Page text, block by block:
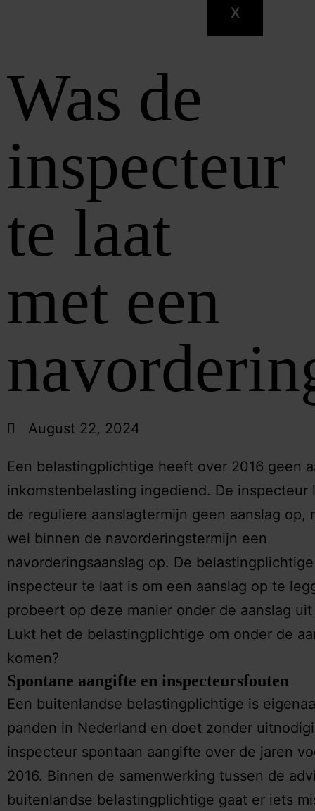
X
Was de
inspecteur
te laat
met een
August 22, 2024
Een belastingplichtige heeft over 2016 geen
inkomstenbelasting ingediend. De inspecteur
de reguliere aanslagtermijn geen aanslag op,
wel binnen de navorderingstermijn een
navorderingsaanslag op. De
inspecteur te laat is om een aanslag op te
probeert op deze manier onder de aanslag
Lukt het de belastingplichtige om onder de
komen?
Spontane aangifte en inspecteursfouten
Een buitenlandse belastingplichtige is
panden in Nederland en doet zonder
inspecteur spontaan aangifte over de jaren
2016. Binnen de samenwerking tussen de
buitenlandse belastingplichtige gaat er iets